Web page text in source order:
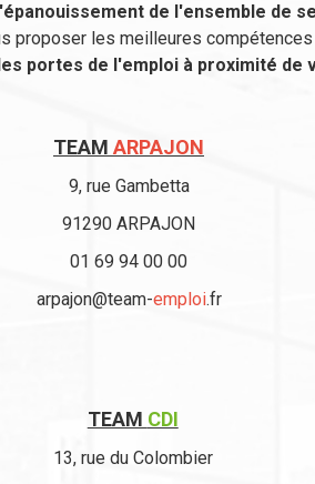
de l'ensemble de
proposer les meilleures
portes de l'emploi à proximité de
TEAM ARPAJON
9, rue Gambetta
91290 ARPAJON
01 69 94 00 00
arpajon@team-emploi.fr
TEAM CDI
13, rue du Colombier